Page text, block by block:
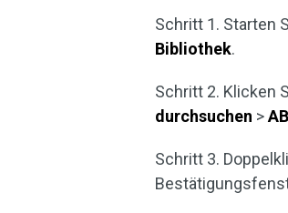
Schritt 1. Starten
Bibliothek.
Schritt 2. Klicken
durchsuchen >
Schritt 3.